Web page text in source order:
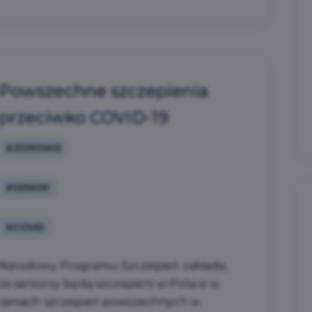
szczepienia
COVID-19
#ZDROWIE
#SENIOR
#COVID
Programu Szczepień zakłada,
seniorzy będą szczepieni w Polsce w
szczepień powszechnych w